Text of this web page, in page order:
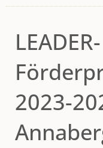
LEADER-
2023-